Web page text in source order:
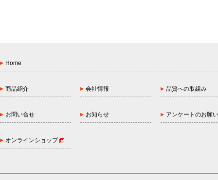
Home
商品紹介 会社情報 品質への取組み
お問い合せ お知らせ アンケートのお願い
オンラインショップ